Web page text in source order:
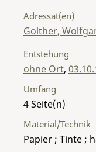
Adressat(en)
Golther,
Entstehung
ohne Ort,
Umfang
4
Material/Technik
Papier ; Tinte ;